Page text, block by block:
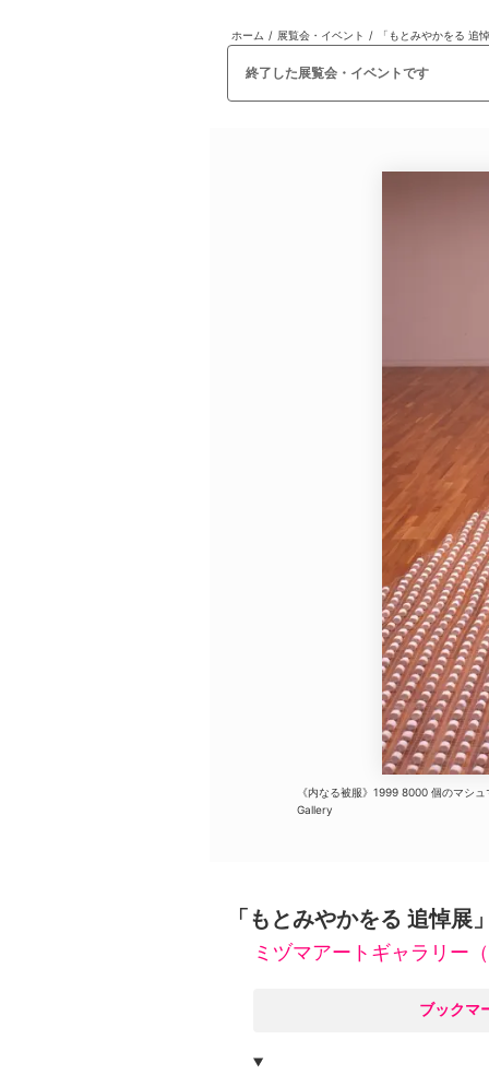
ホーム / 展覧会・イベント / 「もとみやかをる 追悼
終了した展覧会・イベントです
《内なる被服》1999 8000 個のマシ
Gallery
「もとみやかをる 追悼展」
ミヅマアートギャラリー（
ブックマ